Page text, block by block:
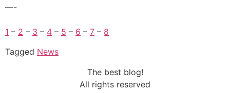
—-
1 – 2 – 3 – 4 – 5 – 6 – 7 – 8
Tagged News
The best blog!
All rights reserved